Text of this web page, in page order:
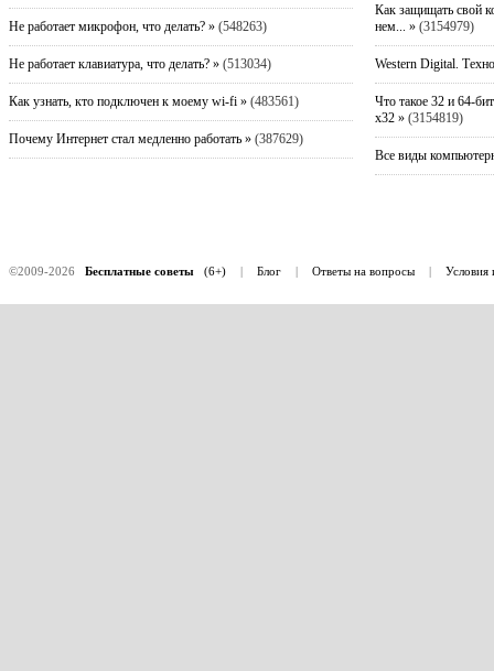
Не работает микрофон, что делать? »(548263)
Не работает клавиатура, что делать? »(513034)
Как узнать, кто подключен к моему wi-fi »(483561)
Почему Интернет стал медленно работать »(387629)
Как защищать свой
нем... »(3154979)
Western Digital.
Что такое 32 и 64-
x32 »(3154819)
Все виды
©2009-2026 Бесплатные советы(6+) | Блог | Ответы на вопросы | Условия